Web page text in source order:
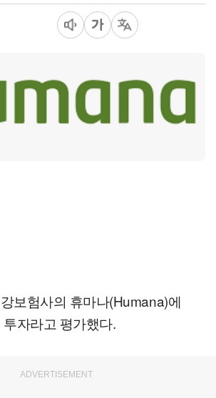
보험사의 휴마나(Humana)에
자라고 평가했다.
ADVERTISEMENT